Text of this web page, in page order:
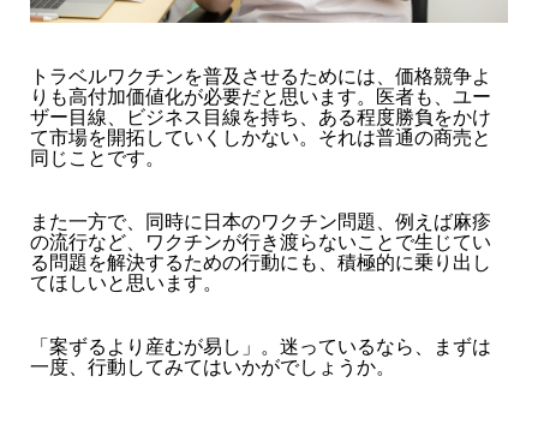
トラベルワクチンを普及させるためには、価格競争よ
りも高付加価値化が必要だと思います。医者も、ユー
ザー目線、ビジネス目線を持ち、ある程度勝負をかけ
て市場を開拓していくしかない。それは普通の商売と
同じことです。
また一方で、同時に日本のワクチン問題、例えば麻疹
の流行など、ワクチンが行き渡らないことで生じてい
る問題を解決するための行動にも、積極的に乗り出し
てほしいと思います。
「案ずるより産むが易し」。迷っているなら、まずは
一度、行動してみてはいかがでしょうか。